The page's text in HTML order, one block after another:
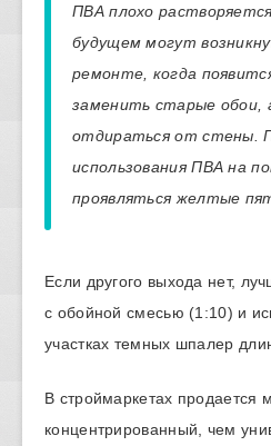
ПВА плохо
будущем могут
ремонте, когда
заменить старые обои,
отдираться от стены.
использования ПВА на
проявляться желтые
Если другого выхода нет,
с обойной смесью (1:10) и
участках темных шпалер
В строймаркетах продается
концентрированный, чем